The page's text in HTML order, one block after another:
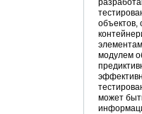
объектов,
модулем
может